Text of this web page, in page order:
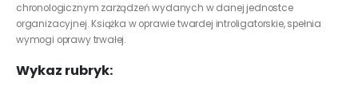
chronologicznym zarządzeń wydanych w danej jednostce
organizacyjnej. Książka w oprawie twardej introligatorskie, spełnia
wymogi oprawy trwałej.
Wykaz rubryk: